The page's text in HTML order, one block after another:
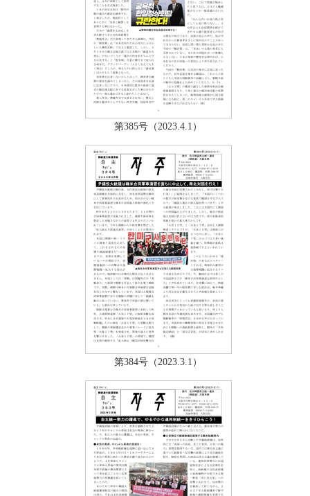
第385号（2023.4.1）
第384号（2023.3.1）